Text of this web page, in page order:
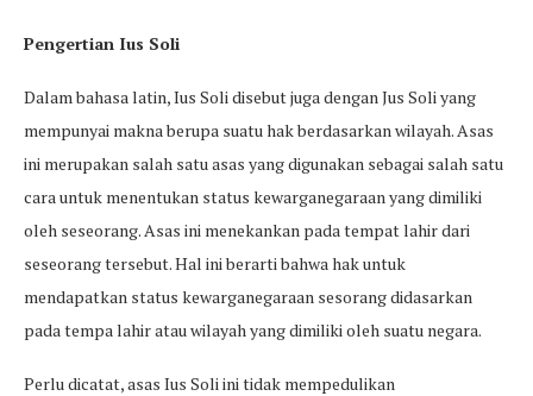
Pengertian Ius Soli
Dalam bahasa latin, Ius Soli disebut juga dengan Jus Soli yang
mempunyai makna berupa suatu hak berdasarkan wilayah. Asas
ini merupakan salah satu asas yang digunakan sebagai salah satu
cara untuk menentukan status kewarganegaraan yang dimiliki
oleh seseorang. Asas ini menekankan pada tempat lahir dari
seseorang tersebut. Hal ini berarti bahwa hak untuk
mendapatkan status kewarganegaraan sesorang didasarkan
pada tempa lahir atau wilayah yang dimiliki oleh suatu negara.
Perlu dicatat, asas Ius Soli ini tidak mempedulikan